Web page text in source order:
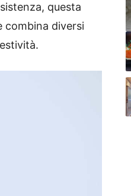
questa
combina diversi